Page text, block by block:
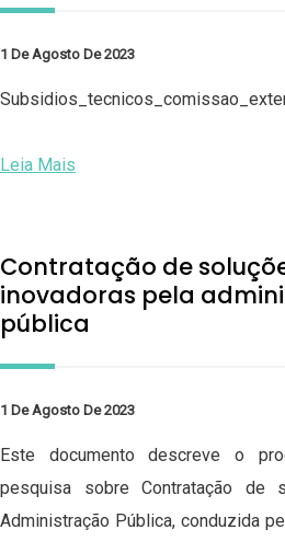
1 De Agosto De 2023
Leia Mais
Contratação de
inovadoras pela
pública
1 De Agosto De 2023
Este documento descreve o
pesquisa sobre Contratação de
Administração Pública, conduzida